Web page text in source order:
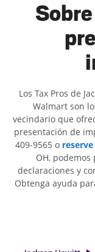
Los Tax Pros de
Walmart son
vecindario que
presentación de
409-9565 o
OH,
declaraciones y
Obtenga ayuda
simples o
necesita servicios